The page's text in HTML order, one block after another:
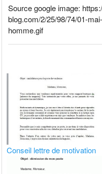
Source google image:
blog.com/2/25/98/74/01-
homme.gif
Conseil lettre de motivation